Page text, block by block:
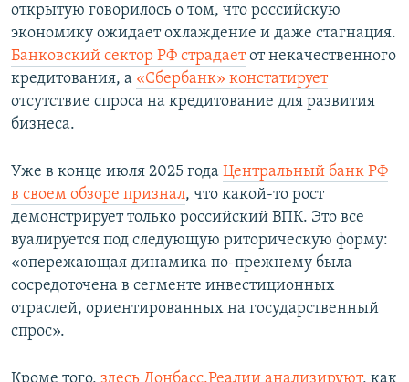
открытую говорилось о том, что российскую
экономику ожидает охлаждение и даже стагнация.
Банковский сектор РФ страдаетот некачественного
кредитования, а «Сбербанк» констатирует
отсутствие спроса на кредитование для развития
бизнеса.
Уже в конце июля 2025 года Центральный банк РФ
в своем обзоре признал, что какой-то рост
демонстрирует только российский ВПК. Это все
вуалируется под следующую риторическую форму:
«опережающая динамика по-прежнему была
сосредоточена в сегменте инвестиционных
отраслей, ориентированных на государственный
спрос».